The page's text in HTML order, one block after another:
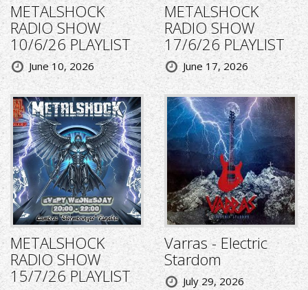
METALSHOCK
RADIO SHOW
10/6/26 PLAYLIST
June 10, 2026
METALSHOCK
RADIO SHOW
17/6/26 PLAYLIST
June 17, 2026
METALSHOCK
RADIO SHOW
15/7/26 PLAYLIST
Varras - Electric
Stardom
July 29, 2026